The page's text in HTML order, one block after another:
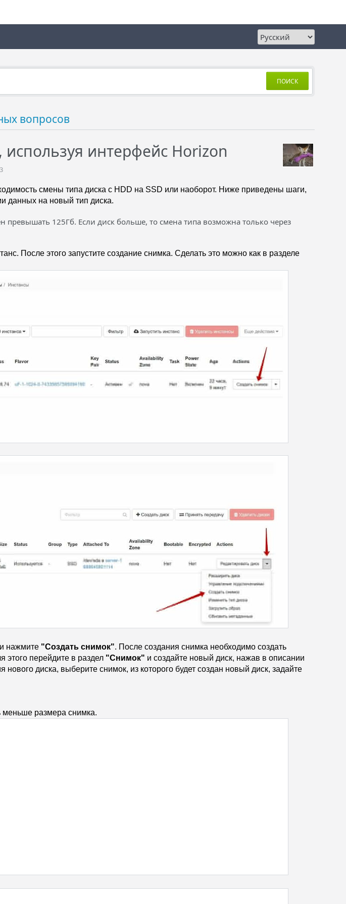
ПОИСК
вопросов
используя интерфейс Horizon
смены типа диска с HDD на SSD или наоборот. Ниже приведены шаги,
данных на новый тип диска.
превышать 125Гб. Если диск больше, то смена типа возможна только через
После этого запустите создание снимка. Сделать это можно как в разделе
нажмите "Создать снимок". После создания снимка необходимо создать
этого перейдите в раздел "Снимок" и создайте новый диск, нажав в описании
нового диска, выберите снимок, из которого будет создан новый диск, задайте
меньше размера снимка.